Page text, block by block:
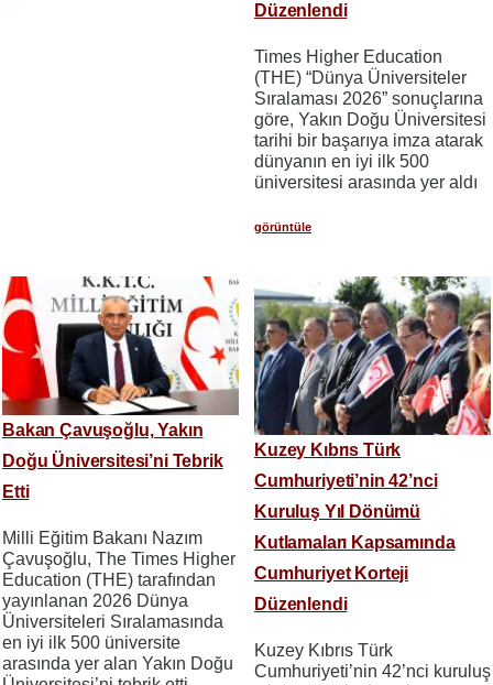
Düzenlendi
Times Higher Education
(THE) “Dünya Üniversiteler
Sıralaması 2026” sonuçlarına
göre, Yakın Doğu Üniversitesi
tarihi bir başarıya imza atarak
dünyanın en iyi ilk 500
üniversitesi arasında yer aldı
görüntüle
Bakan Çavuşoğlu, Yakın
Doğu Üniversitesi’ni Tebrik
Etti
Milli Eğitim Bakanı Nazım
Çavuşoğlu, The Times Higher
Education (THE) tarafından
yayınlanan 2026 Dünya
Üniversiteleri Sıralamasında
en iyi ilk 500 üniversite
arasında yer alan Yakın Doğu
Kuzey Kıbrıs Türk
Cumhuriyeti’nin 42’nci
Kuruluş Yıl Dönümü
Kutlamaları Kapsamında
Cumhuriyet Korteji
Düzenlendi
Kuzey Kıbrıs Türk
Cumhuriyeti’nin 42’nci kuruluş